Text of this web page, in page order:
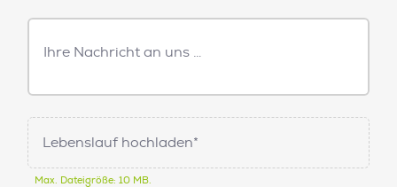
Freitext
Nachricht
Lebenslauf hochladen*
Max. Dateigröße: 10 MB.